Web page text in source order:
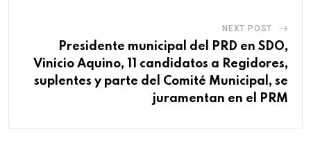
NEXT POST
Presidente municipal del PRD en SDO,
Vinicio Aquino, 11 candidatos a Regidores,
suplentes y parte del Comité Municipal, se
juramentan en el PRM